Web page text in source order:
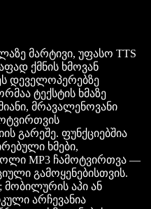
მარტივი, უფასო TTS
ქმნის ხმოვან
დეველოპერებზე
ტექსტის ხმაზე
მრავალენოვანი
გარეშე. ფუნქციებშია
ხმები,
MP3 ჩამოტვირთვა —
გამოყენებისთვის.
აპი ან
არჩევანია